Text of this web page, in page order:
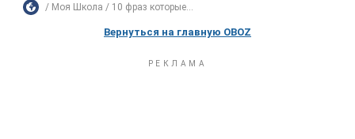
Моя Школа 10 фраз которые...
Вернуться на главную OBOZ